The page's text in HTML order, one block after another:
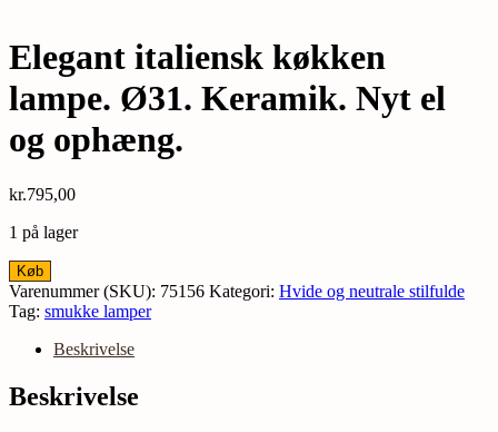
Elegant italiensk køkken
lampe. Ø31. Keramik. Nyt el
og ophæng.
kr.795,00
1 på lager
Elegant
italiensk
køkken
Ø31.
Nyt
el
Køb
Varenummer (SKU): 75156 Kategori: Hvide og neutrale stilfulde
Tag: smukke lamper
Beskrivelse
Beskrivelse